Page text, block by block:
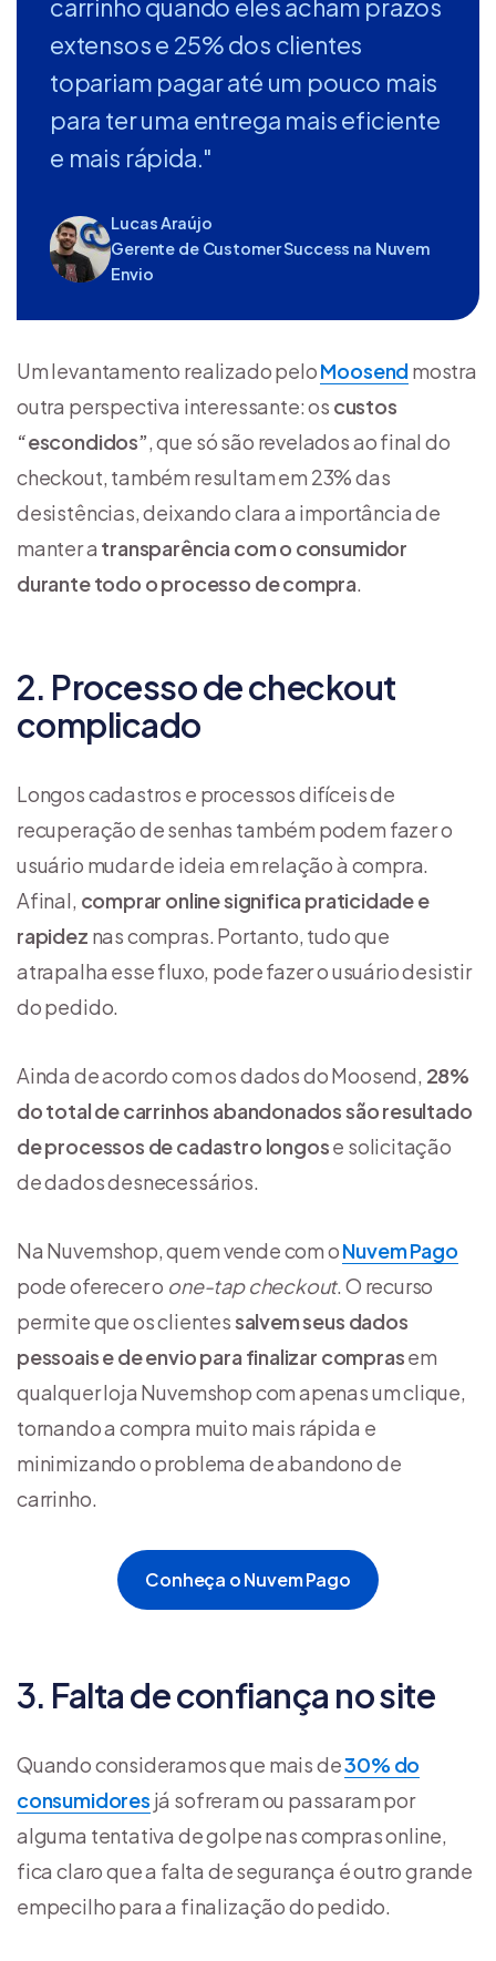
carrinho quando eles acham prazos
extensos e 25% dos clientes
topariam pagar até um pouco mais
para ter uma entrega mais eficiente
e mais rápida."
Lucas Araújo
Gerente de Customer Success na Nuvem
Envio
Um levantamento realizado peloMoosendmostra
outra perspectiva interessante: os custos
“escondidos”, que só são revelados ao final do
checkout, também resultam em 23% das
desistências, deixando clara a importância de
manter a transparência com o consumidor
durante todo o processo de compra.
2. Processo de checkout
complicado
Longos cadastros e processos difíceis de
recuperação de senhas também podem fazer o
usuário mudar de ideia em relação à compra.
Afinal, comprar online significa praticidade e
rapidez nas compras. Portanto, tudo que
atrapalha esse fluxo, pode fazer o usuário desistir
do pedido.
Ainda de acordo com os dados do Moosend, 28%
do total de carrinhos abandonados são resultado
de processos de cadastro longose solicitação
de dados desnecessários.
Na Nuvemshop, quem vende com oNuvem Pago
pode oferecer o one-tap checkout. O recurso
permite que os clientessalvem seus dados
pessoais e de envio para finalizar comprasem
qualquer loja Nuvemshop com apenas um clique,
tornando a compra muito mais rápida e
minimizando o problema de abandono de
carrinho.
Conheça o Nuvem Pago
3. Falta de confiança no site
Quando consideramos que mais de30% do
consumidores já sofreram ou passaram por
alguma tentativa de golpe nas compras online,
fica claro que a falta de segurança é outro grande
empecilho para a finalização do pedido.